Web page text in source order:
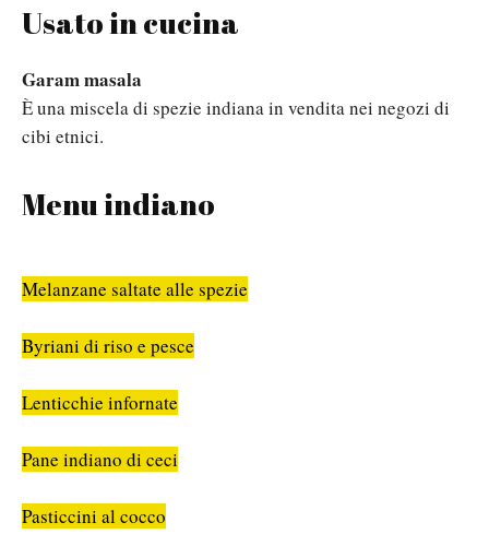
Usato in cucina
Garam masala
È una miscela di spezie indiana in vendita nei negozi di
cibi etnici.
Menu indiano
Melanzane saltate alle spezie
Byriani di riso e pesce
Lenticchie infornate
Pane indiano di ceci
Pasticcini al cocco